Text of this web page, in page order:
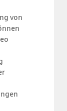
von